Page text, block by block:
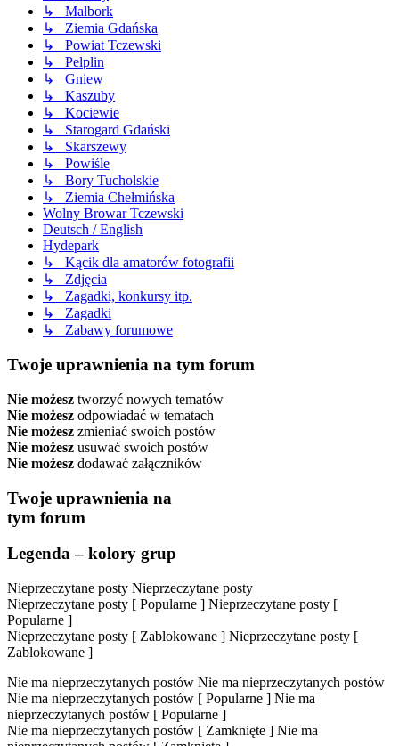
↳ Malbork
↳ Ziemia Gdańska
↳ Powiat Tczewski
↳ Pelplin
↳ Gniew
↳ Kaszuby
↳ Kociewie
↳ Starogard Gdański
↳ Skarszewy
↳ Powiśle
↳ Bory Tucholskie
↳ Ziemia Chełmińska
Wolny Browar Tczewski
Deutsch / English
Hydepark
↳ Kącik dla amatorów fotografii
↳ Zdjęcia
↳ Zagadki, konkursy itp.
↳ Zagadki
↳ Zabawy forumowe
Twoje uprawnienia na tym forum
Nie możesz tworzyć nowych tematów
Nie możesz odpowiadać w tematach
Nie możesz zmieniać swoich postów
Nie możesz usuwać swoich postów
Nie możesz dodawać załączników
Twoje uprawnienia na
tym forum
Legenda – kolory grup
Nieprzeczytane posty Nieprzeczytane posty
Nieprzeczytane posty [ Popularne ] Nieprzeczytane posty [
Popularne ]
Nieprzeczytane posty [ Zablokowane ] Nieprzeczytane posty [
Zablokowane ]
Nie ma nieprzeczytanych postów Nie ma nieprzeczytanych postów
Nie ma nieprzeczytanych postów [ Popularne ] Nie ma
nieprzeczytanych postów [ Popularne ]
Nie ma nieprzeczytanych postów [ Zamknięte ] Nie ma